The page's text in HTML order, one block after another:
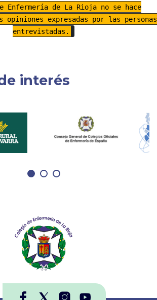
Enfermería de La Rioja no se hace
opiniones expresadas por las personas
entrevistadas.
interés